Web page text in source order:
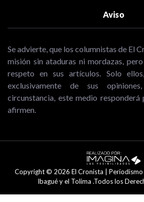
Aviso
Se advierte, que los columnistas de El
misión sin ataduras ni mordazas,
respeto en sus artículos. Solo
exclusivamente de sus
circunstancia, este medio
afirmen.
Copyright © 2026 El Cronista | Periodismo
Ibagué y el Tolima .Todos los